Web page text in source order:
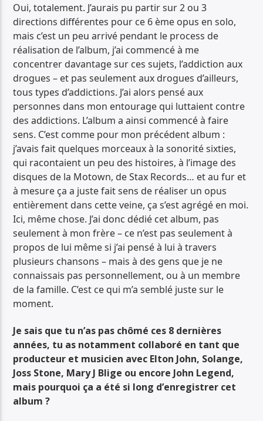
Oui, totalement. J’aurais pu partir sur 2 ou 3
directions différentes pour ce 6 ème opus en solo,
mais c’est un peu arrivé pendant le process de
réalisation de l’album, j’ai commencé à me
concentrer davantage sur ces sujets, l’addiction aux
drogues – et pas seulement aux drogues d’ailleurs,
tous types d’addictions. J’ai alors pensé aux
personnes dans mon entourage qui luttaient contre
des addictions. L’album a ainsi commencé à faire
sens. C’est comme pour mon précédent album :
j’avais fait quelques morceaux à la sonorité sixties,
qui racontaient un peu des histoires, à l’image des
disques de la Motown, de Stax Records… et au fur et
à mesure ça a juste fait sens de réaliser un opus
entièrement dans cette veine, ça s’est agrégé en moi.
Ici, même chose. J’ai donc dédié cet album, pas
seulement à mon frère – ce n’est pas seulement à
propos de lui même si j’ai pensé à lui à travers
plusieurs chansons – mais à des gens que je ne
connaissais pas personnellement, ou à un membre
de la famille. C’est ce qui m’a semblé juste sur le
moment.
Je sais que tu n’as pas chômé ces 8 dernières
années, tu as notamment collaboré en tant que
producteur et musicien avec Elton John, Solange,
Joss Stone, Mary J Blige ou encore John Legend,
mais pourquoi ça a été si long d’enregistrer cet
album ?